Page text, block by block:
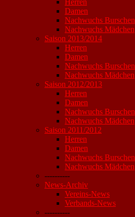
Herren
Damen
Nachwuchs Burschen
Nachwuchs Mädchen
Saison 2013/2014
Herren
Damen
Nachwuchs Burschen
Nachwuchs Mädchen
Saison 2012/2013
Herren
Damen
Nachwuchs Burschen
Nachwuchs Mädchen
Saison 2011/2012
Herren
Damen
Nachwuchs Burschen
Nachwuchs Mädchen
----------
News-Archiv
Vereins-News
Verbands-News
----------